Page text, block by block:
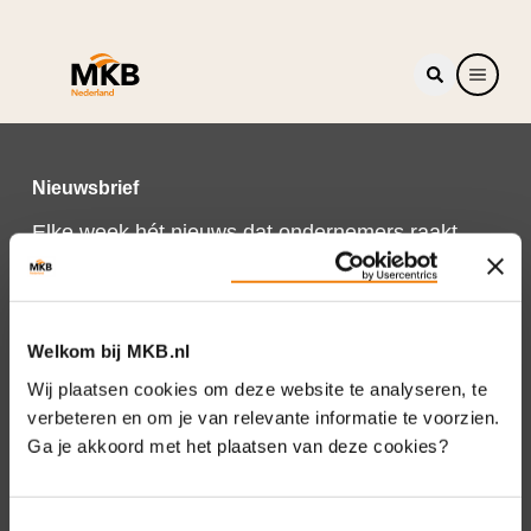
Welkom bij MKB.nl
Wij plaatsen cookies om deze website te analyseren, te
verbeteren en om je van relevante informatie te voorzien.
Ga je akkoord met het plaatsen van deze cookies?
Nieuwsbrief
Elke week hét nieuws dat ondernemers raakt.
Schrijf je nu in voor de MKB-Nederland
nieuwsbrief.
Schrijf je in
Direct naar
Over ons